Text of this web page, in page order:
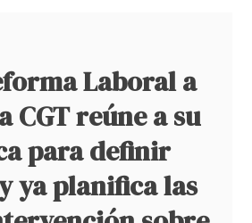
Laboral a
CGT reúne a su
para definir
ya planifica las